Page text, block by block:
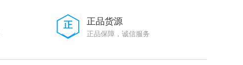
正品货源
正品保障，诚信服务